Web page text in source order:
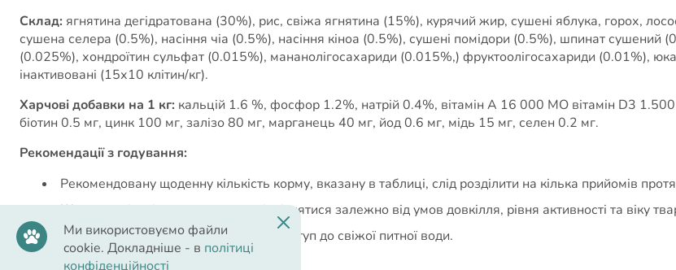
Склад: ягнятина дегідратована (30%), рис, свіжа ягнятина (15%), курячий жир, сушені яблука, горох,
сушена селера (0.5%), насіння чіа (0.5%), насіння кіноа (0.5%), сушені помідори (0.5%), шпинат
(0.025%), хондроїтин сульфат (0.015%), мананолігосахариди (0.015%,) фруктоолігосахариди (0.01%),
інактивовані (15х10 клітин/кг).
Харчові добавки на 1 кг: кальцій 1.6 %, фосфор 1.2%, натрій 0.4%, вітамін A 16 000 МО вітамін D3
біотин 0.5 мг, цинк 100 мг, залізо 80 мг, марганець 40 мг, йод 0.6 мг, мідь 15 мг, селен 0.2 мг.
Рекомендації з годування:
Рекомендовану щоденну кількість корму, вказану в таблиці, слід розділити на кілька прийомів
Щоденна кількість корму може відрізнятися залежно від умов довкілля, рівня активності та віку
У вихованця завжди повинен бути доступ до свіжої питної води.
Норми годування:
Ми використовуємо файли
cookie. Докладніше - в політиці
конфіденційності